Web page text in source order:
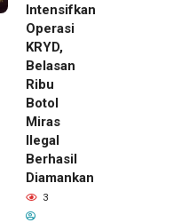
Intensifkan
Operasi
KRYD,
Belasan
Ribu
Botol
Miras
Ilegal
Berhasil
Diamankan
3